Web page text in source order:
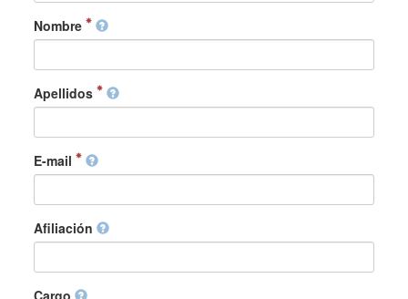
Nombre
Apellidos
E-mail
Afiliación
Cargo